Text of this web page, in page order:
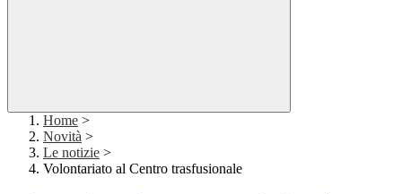
Home >
Novità >
Le notizie >
Volontariato al Centro trasfusionale